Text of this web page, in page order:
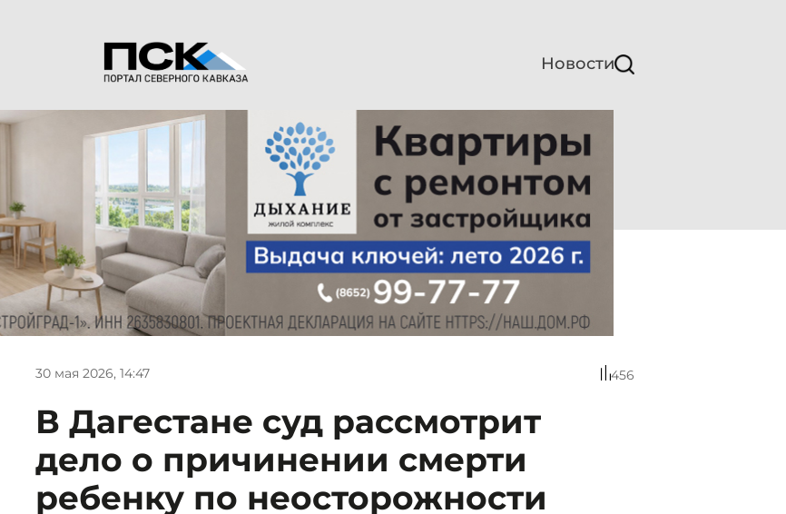
Новости
30 мая 2026, 14:47 456
В Дагестане суд рассмотрит
дело о причинении смерти
ребенку по неосторожности